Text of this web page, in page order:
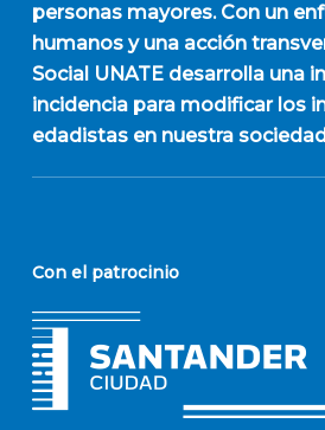
personas mayores. Con un
humanos y una acción
Social UNATE desarrolla una
incidencia para modificar los
edadistas en nuestra
Con el patrocinio